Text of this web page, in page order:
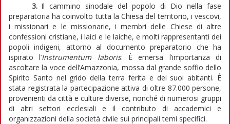
3. Il cammino sinodale del popolo di Dio nella fase
preparatoria ha coinvolto tutta la Chiesa del territorio, i vescovi,
i missionari e le missionarie, i membri delle Chiese di altre
confessioni cristiane, i laici e le laiche, e molti rappresentanti dei
popoli indigeni, attorno al documento preparatorio che ha
ispirato l’Instrumentum laboris. È emersa l’importanza di
ascoltare la voce dell’Amazzonia, mossa dal grande soffio dello
Spirito Santo nel grido della terra ferita e dei suoi abitanti. È
stata registrata la partecipazione attiva di oltre 87.000 persone,
provenienti da città e culture diverse, nonché di numerosi gruppi
di altri settori ecclesiali e il contributo di accademici e
organizzazioni della società civile sui principali temi specifici.